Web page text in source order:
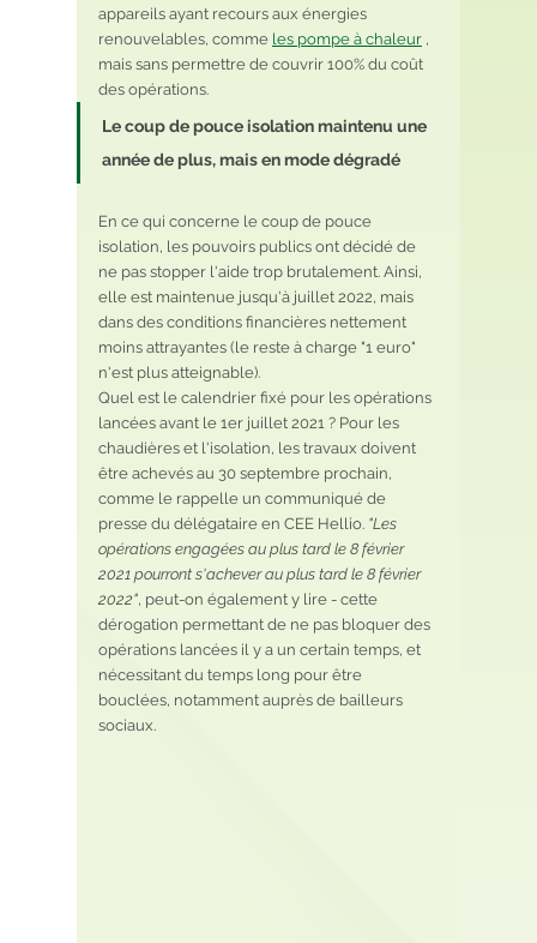
appareils ayant recours aux énergies
renouvelables, comme les pompe à chaleur ,
mais sans permettre de couvrir 100% du coût
des opérations.
Le coup de pouce isolation maintenu une
année de plus, mais en mode dégradé
En ce qui concerne le coup de pouce
isolation, les pouvoirs publics ont décidé de
ne pas stopper l'aide trop brutalement. Ainsi,
elle est maintenue jusqu'à juillet 2022, mais
dans des conditions financières nettement
moins attrayantes (le reste à charge "1 euro"
n'est plus atteignable).
Quel est le calendrier fixé pour les opérations
lancées avant le 1er juillet 2021 ? Pour les
chaudières et l'isolation, les travaux doivent
être achevés au 30 septembre prochain,
comme le rappelle un communiqué de
presse du délégataire en CEE Hellio. "Les
opérations engagées au plus tard le 8 février
2021 pourront s'achever au plus tard le 8 février
2022", peut-on également y lire - cette
dérogation permettant de ne pas bloquer des
opérations lancées il y a un certain temps, et
nécessitant du temps long pour être
bouclées, notamment auprès de bailleurs
sociaux.